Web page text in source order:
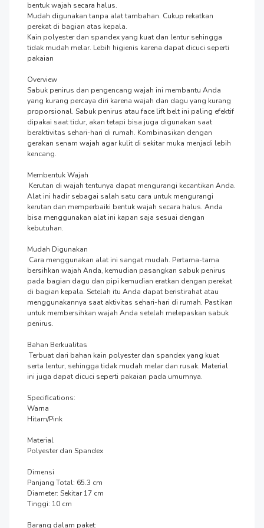
bentuk wajah secara halus.
Mudah digunakan tanpa alat tambahan. Cukup rekatkan
perekat di bagian atas kepala.
Kain polyester dan spandex yang kuat dan lentur sehingga
tidak mudah melar. Lebih higienis karena dapat dicuci seperti
pakaian
Overview
Sabuk penirus dan pengencang wajah ini membantu Anda
yang kurang percaya diri karena wajah dan dagu yang kurang
proporsional. Sabuk penirus atau face lift belt ini paling efektif
dipakai saat tidur, akan tetapi bisa juga digunakan saat
beraktivitas sehari-hari di rumah. Kombinasikan dengan
gerakan senam wajah agar kulit di sekitar muka menjadi lebih
kencang.
Membentuk Wajah
Alat ini hadir sebagai salah satu cara untuk mengurangi
kerutan dan memperbaiki bentuk wajah secara halus. Anda
bisa menggunakan alat ini kapan saja sesuai dengan
kebutuhan.
Mudah Digunakan
bersihkan wajah Anda, kemudian pasangkan sabuk penirus
pada bagian dagu dan pipi kemudian eratkan dengan perekat
di bagian kepala. Setelah itu Anda dapat beristirahat atau
menggunakannya saat aktivitas sehari-hari di rumah. Pastikan
untuk membersihkan wajah Anda setelah melepaskan sabuk
penirus.
Bahan Berkualitas
serta lentur, sehingga tidak mudah melar dan rusak. Material
ini juga dapat dicuci seperti pakaian pada umumnya.
Specifications:
Warna
Hitam/Pink
Material
Polyester dan Spandex
Dimensi
Panjang Total: 65.3 cm
Diameter: Sekitar 17 cm
Tinggi: 10 cm
Barang dalam paket: